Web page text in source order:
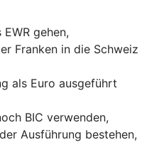
gehen,
Franken in die Schweiz
als Euro ausgeführt
BIC verwenden,
Ausführung bestehen,